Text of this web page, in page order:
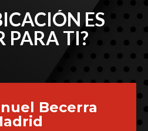
ES
PARA TI?
Becerra